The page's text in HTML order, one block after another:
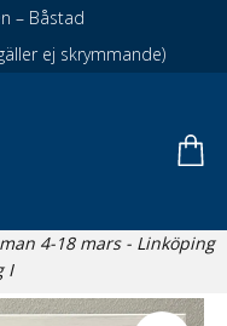
– Båstad
ej skrymmande)
4-18 mars - Linköping
I